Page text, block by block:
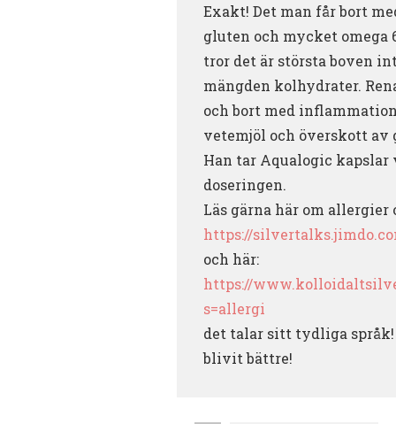
Exakt! Det man får bort
gluten och mycket omega
tror det är största boven
mängden kolhydrater.
och bort med
vetemjöl och överskott av
Han tar Aqualogic kapslar
doseringen.
Läs gärna här om allergier
https://
och här:
https://
s=allergi
det talar sitt tydliga språk!
blivit bättre!